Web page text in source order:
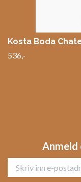
Kosta Boda
536,-